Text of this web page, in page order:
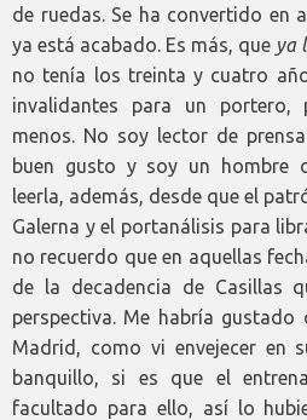
de ruedas. Se ha convertido en
ya está acabado. Es más, que ya
no tenía los treinta y cuatro
invalidantes para un
menos. No soy lector de
buen gusto y soy un hombre
leerla, además, desde que el
Galerna y el portanálisis para
no recuerdo que en aquellas
de la decadencia de Casillas
perspectiva. Me habría gustado
Madrid, como vi envejecer en
banquillo, si es que el
facultado para ello, así lo